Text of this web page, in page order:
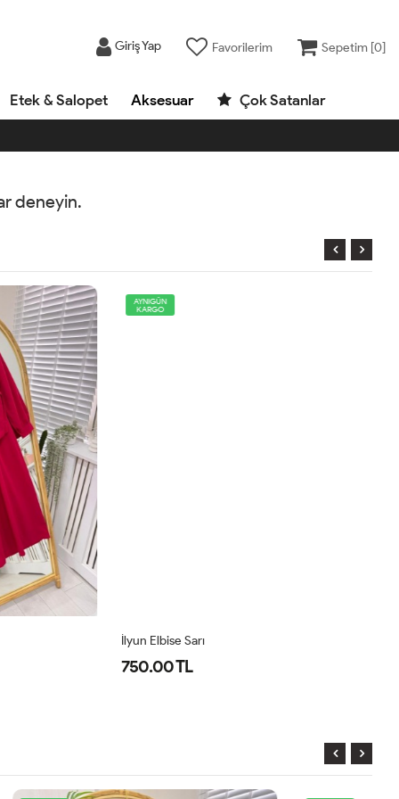
Giriş Yap Favorilerim Sepetim [0]
Etek & Salopet Aksesuar Çok Satanlar
deneyin.
AYNIGÜN
KARGO
İlyun Elbise Sarı
750.00 TL